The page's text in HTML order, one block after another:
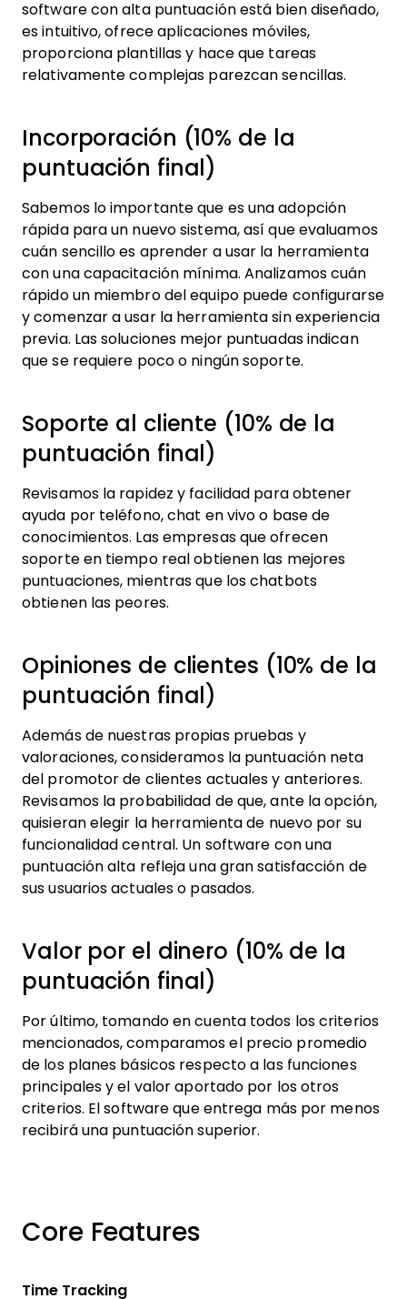
software con alta puntuación está bien diseñado,
es intuitivo, ofrece aplicaciones móviles,
proporciona plantillas y hace que tareas
relativamente complejas parezcan sencillas.
Incorporación (10% de la
puntuación final)
Sabemos lo importante que es una adopción
rápida para un nuevo sistema, así que evaluamos
cuán sencillo es aprender a usar la herramienta
con una capacitación mínima. Analizamos cuán
rápido un miembro del equipo puede configurarse
y comenzar a usar la herramienta sin experiencia
previa. Las soluciones mejor puntuadas indican
que se requiere poco o ningún soporte.
Soporte al cliente (10% de la
puntuación final)
Revisamos la rapidez y facilidad para obtener
ayuda por teléfono, chat en vivo o base de
conocimientos. Las empresas que ofrecen
soporte en tiempo real obtienen las mejores
puntuaciones, mientras que los chatbots
obtienen las peores.
Opiniones de clientes (10% de la
puntuación final)
Además de nuestras propias pruebas y
valoraciones, consideramos la puntuación neta
del promotor de clientes actuales y anteriores.
Revisamos la probabilidad de que, ante la opción,
quisieran elegir la herramienta de nuevo por su
funcionalidad central. Un software con una
puntuación alta refleja una gran satisfacción de
sus usuarios actuales o pasados.
Valor por el dinero (10% de la
puntuación final)
Por último, tomando en cuenta todos los criterios
mencionados, comparamos el precio promedio
de los planes básicos respecto a las funciones
principales y el valor aportado por los otros
criterios. El software que entrega más por menos
recibirá una puntuación superior.
Core Features
Time Tracking